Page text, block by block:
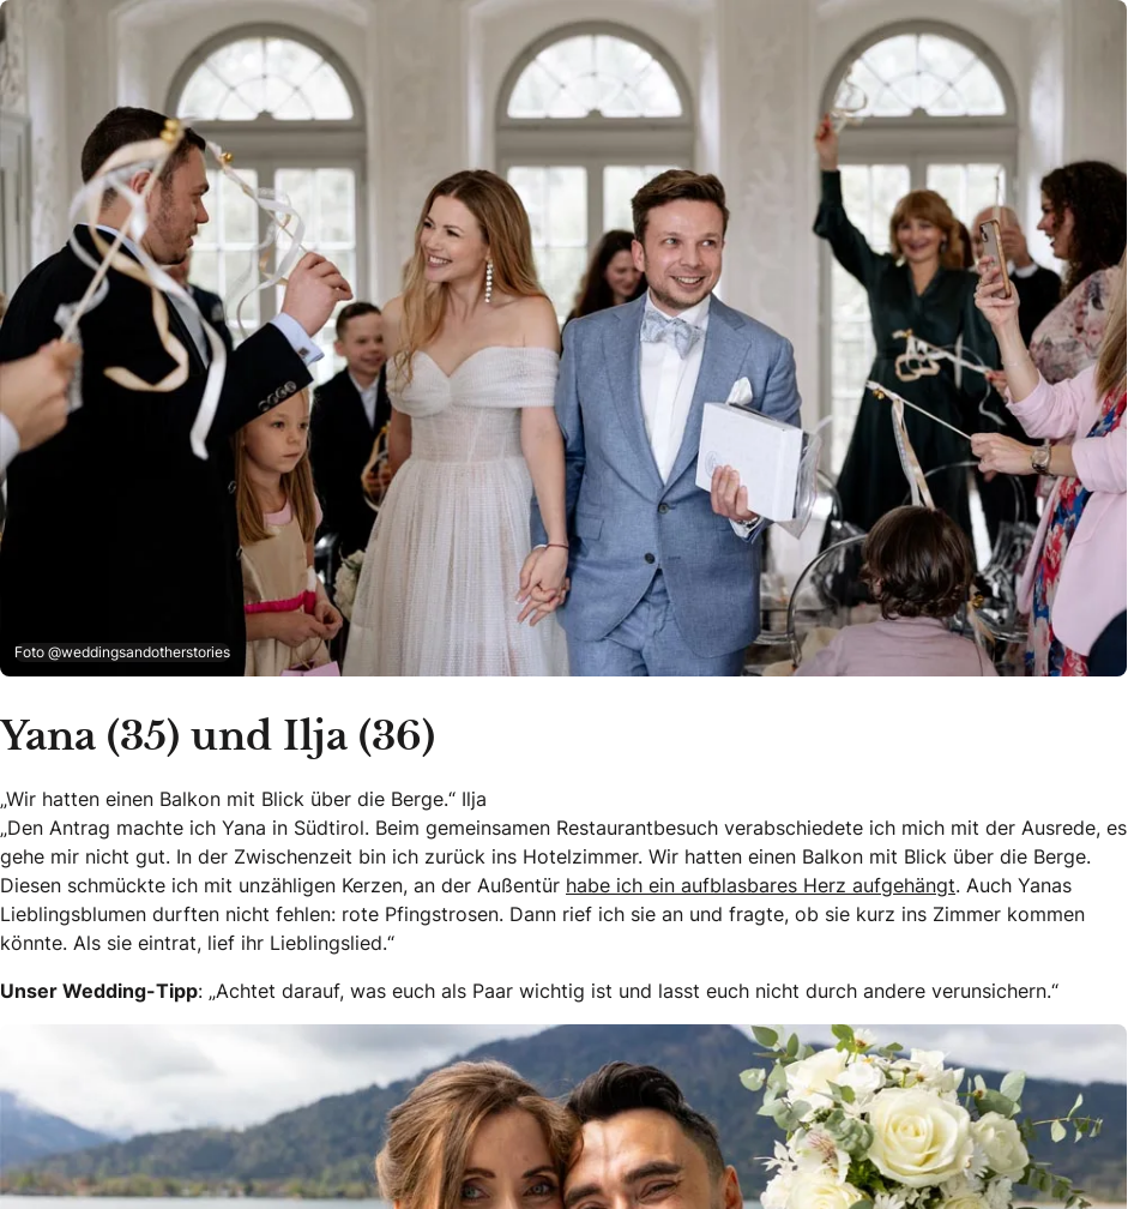
Foto @weddingsandotherstories
Yana (35) und Ilja (36)
„Wir hatten einen Balkon mit Blick über die Berge.“ Ilja
„Den Antrag machte ich Yana in Südtirol. Beim gemeinsamen Restaurantbesuch verabschiedete ich mich mit der Ausrede, es
gehe mir nicht gut. In der Zwischenzeit bin ich zurück ins Hotelzimmer. Wir hatten einen Balkon mit Blick über die Berge.
Diesen schmückte ich mit unzähligen Kerzen, an der Außentür habe ich ein aufblasbares Herz aufgehängt. Auch Yanas
Lieblingsblumen durften nicht fehlen: rote Pfingstrosen. Dann rief ich sie an und fragte, ob sie kurz ins Zimmer kommen
könnte. Als sie eintrat, lief ihr Lieblingslied.“
Unser Wedding-Tipp: „Achtet darauf, was euch als Paar wichtig ist und lasst euch nicht durch andere verunsichern.“